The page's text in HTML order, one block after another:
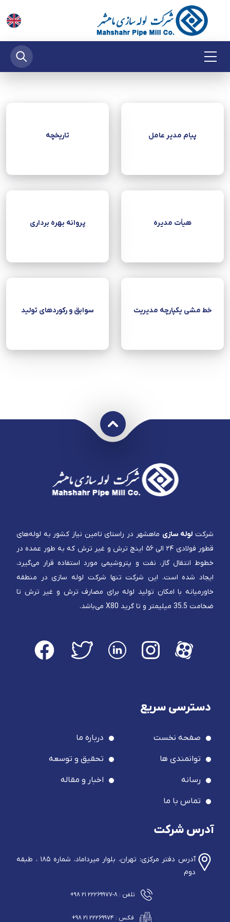
پیام مدیر عامل تاریخچه
هیأت‌ مدیره پروانه بهره برداری
خط مشی یکپارچه مدیریت سوابق و رکوردهای تولید
شرکت لوله سازی ماهشهر در راستای تامین نیاز کشور به لوله‌های
قطور فولادی ۲۴ الی ۵۶ اینچ ترش و غیر ترش که به طور عمده در
خطوط انتقال گاز، نفت و پتروشیمی مورد استفاده قرار می‌گیرد،
ایجاد شده است. این شرکت تنها شرکت لوله سازی در منطقه
خاورمیانه با امکان تولید لوله برای مصارف ترش و غیر ترش تا
ضخامت 35.5 میلیمتر و تا گرید X80 می‌باشد.
دسترسی سریع
صفحه نخست درباره ما
توانمندی ها تحقیق و توسعه
رسانه اخبار و مقاله
تماس با ما
آدرس شرکت
آدرس دفتر مرکزی: تهران، بلوار میرداماد، شماره ۱۸۵ ، طبقه
دوم
تلفن : ۸-۲۲۲۶۹۹۷۷ ۲۱ ۹۸+
فکس : ۲۲۲۶۹۹۷۴ ۲۱ ۹۸+